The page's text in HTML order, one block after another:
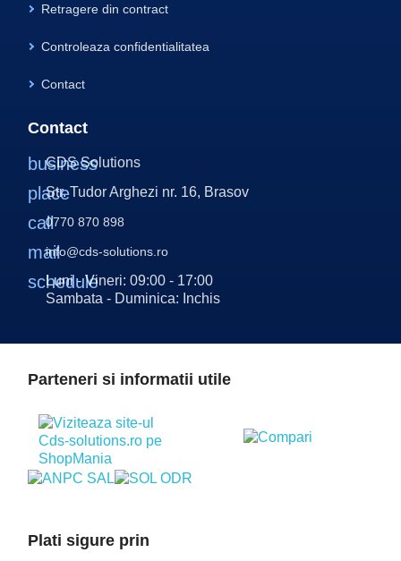
Retragere din contract
Controleaza confidentialitatea
Contact
Contact
business
CDS Solutions
place
Str. Tudor Arghezi nr. 16, Brasov
call0770 870 898
mailinfo@cds-solutions.ro
schedule
Luni - Vineri: 09:00 - 17:00
Sambata - Duminica: Inchis
Parteneri si informatii utile
Plati sigure prin